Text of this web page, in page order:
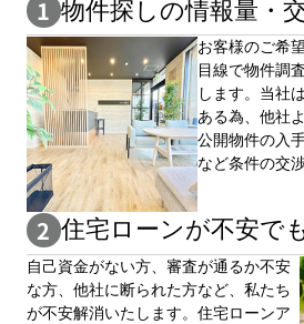
物件探しの情報量・
お客様のご希
目線で物件調
します。当社
ある為、他社
公開物件の⼊
など条件の交
住宅ローンが不安で
自⼰資⾦がない⽅、審査が通るか不安
な⽅、他社に断られた⽅など、私たち
が不安解消いたします。住宅ローンア